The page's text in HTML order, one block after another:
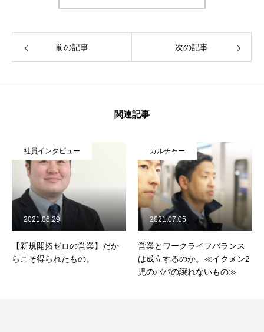
前の記事 次の記事
関連記事
社員インタビュー
【新規開拓ゼロの営業】だか
らこそ得られたもの。
2021.06.29
カルチャー
営業とワークライフバランス
は成立するのか。≪イクメン2
児のパパの譲れないもの≫
2021.07.05